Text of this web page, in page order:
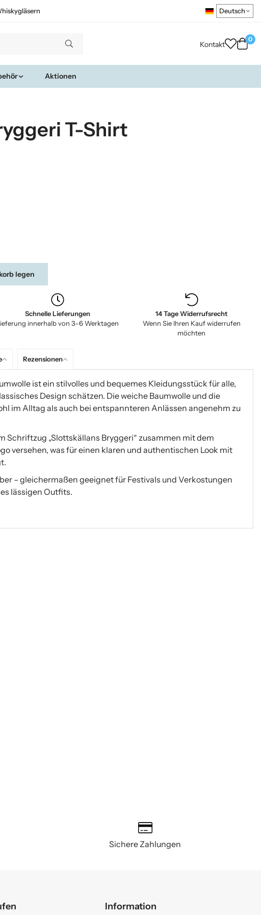
Kontakt
0
Aktionen
T-Shirt
legen
Schnelle Lieferungen
innerhalb von 3–6 Werktagen
14 Tage Widerrufsrecht
Wenn Sie Ihren Kauf widerrufen
möchten
Rezensionen
ist ein stilvolles und bequemes Kleidungsstück für alle,
Design schätzen. Die weiche Baumwolle und die
im Alltag als auch bei entspannteren Anlässen angenehm zu
Schriftzug „Slottskällans Bryggeri“ zusammen mit dem
versehen, was für einen klaren und authentischen Look mit
– gleichermaßen geeignet für Festivals und Verkostungen
lässigen Outfits.
Sichere Zahlungen
Information